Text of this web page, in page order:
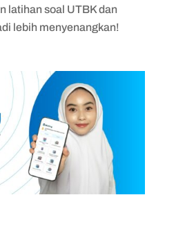
latihan soal UTBK dan
lebih menyenangkan!